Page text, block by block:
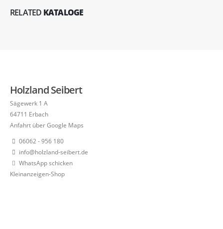
RELATED KATALOGE
Holzland Seibert
Sägewerk 1 A
64711 Erbach
Anfahrt über Google Maps
06062 - 956 180
info@holzland-seibert.de
WhatsApp schicken
Kleinanzeigen-Shop